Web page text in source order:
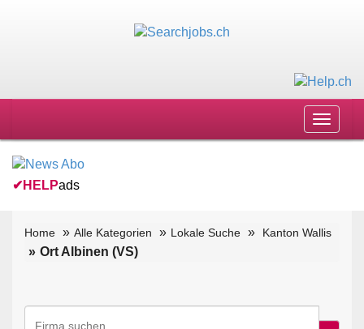
Toggle
✔ HELPads
Home Alle Kategorien Lokale Suche Kanton Wallis
Ort Albinen (VS)